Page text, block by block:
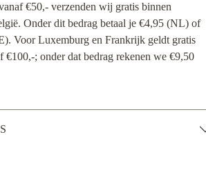
€50,- verzenden wij gratis binnen
Onder dit bedrag betaal je €4,95 (NL) of
Voor Luxemburg en Frankrijk geldt gratis
€100,-; onder dat bedrag rekenen we €9,50